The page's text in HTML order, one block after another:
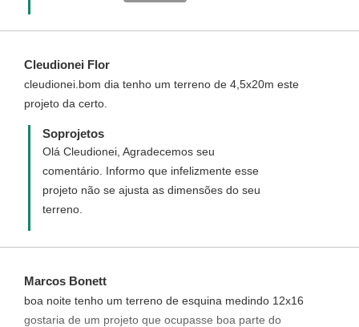
adequação no projeto, nós faremos e
possibilidades e a prefeitura não aprovar o
projeto, nos devolveremos seu dinheiro
sem burocracia e sem demora. Envie para
o e-mail: atendimento@soprojetos.com.br
as medidas de seu terreno frente efundos e
quais as modificações que deseja fazer. -
Atendimento Soprojetos
Cleudionei Flor
cleudionei.bom dia tenho um terreno de 4,5x20m este
projeto da certo.
Soprojetos
Olá Cleudionei, Agradecemos seu
comentário. Informo que infelizmente esse
projeto não se ajusta as dimensões do seu
terreno.
Marcos Bonett
boa noite tenho um terreno de esquina medindo 12x16
gostaria de um projeto que ocupasse boa parte do